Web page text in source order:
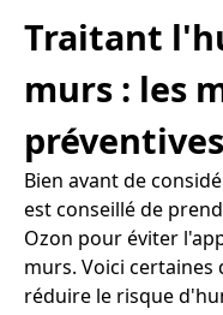
Traitant
murs : les
Bien avant de
est conseillé de
Ozon pour éviter
murs. Voici
réduire le risque